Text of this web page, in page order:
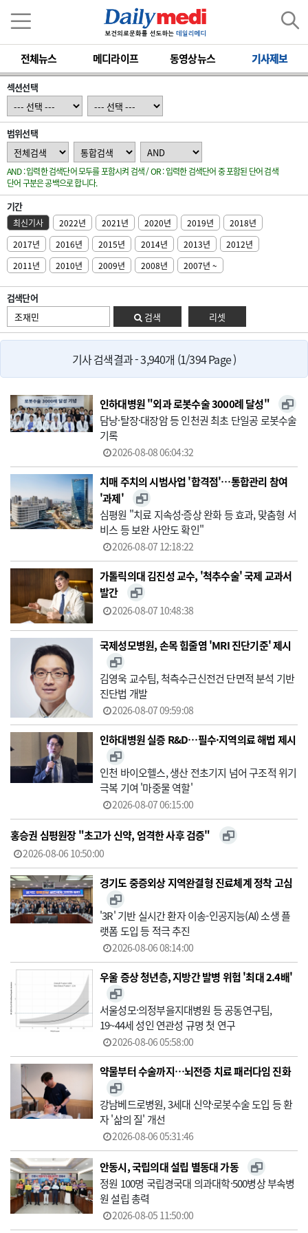
전체뉴스 메디라이프 동영상뉴스 기사제보
섹션선택
범위선택
AND : 입력한 검색단어 모두를 포함시켜 검색 / OR : 입력한 검색단어 중 포함된 단어 검색
단어 구분은 공백으로 합니다.
기간
최신기사 2022년 2021년 2020년 2019년
2018년
2017년
2016년 2015년 2014년 2013년
2012년
2011년
2010년 2009년 2008년 2007년 ~
검색단어
검색
리셋
기사 검색결과 - 3,940개 (1/394 Page )
인하대병원 "외과 로봇수술 3000례 달성"
담낭·탈장·대장암 등 인천권 최초 단일공 로봇수술
기록
2026-08-08 06:04:32
치매 주치의 시범사업 '합격점'…통합관리 참여
'과제'
심평원 "치료 지속성·증상 완화 등 효과, 맞춤형 서
비스 등 보완 사안도 확인"
2026-08-07 12:18:22
가톨릭의대 김진성 교수, '척추수술' 국제 교과서
발간
2026-08-07 10:48:38
국제성모병원, 손목 힘줄염 'MRI 진단기준' 제시
김영욱 교수팀, 척측수근신전건 단면적 분석 기반
진단법 개발
2026-08-07 09:59:08
인하대병원 실증 R&D…필수·지역의료 해법 제시
인천 바이오헬스, 생산 전초기지 넘어 구조적 위기
극복 기여 '마중물 역할'
2026-08-07 06:15:00
홍승권 심평원장 " 초고가 신약, 엄격한 사후 검증"
2026-08-06 10:50:00
경기도 중증외상 지역완결형 진료체계 정착 고심
'3R' 기반 실시간 환자 이송-인공지능(AI) 소생 플
랫폼 도입 등 적극 추진
2026-08-06 08:14:00
우울 증상 청년층, 지방간 발병 위험 '최대 2.4배'
서울성모·의정부을지대병원 등 공동연구팀,
19~44세 성인 연관성 규명 첫 연구
2026-08-06 05:58:00
약물부터 수술까지…뇌전증 치료 패러다임 진화
강남베드로병원, 3세대 신약·로봇수술 도입 등 환
자 '삶의 질' 개선
2026-08-06 05:31:46
안동시, 국립의대 설립 별동대 가동
정원 100명 국립경국대 의과대학·500병상 부속병
원 설립 총력
2026-08-05 11:50:00